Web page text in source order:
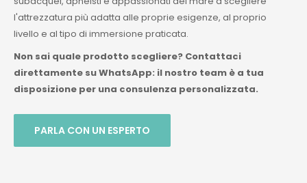
l'attrezzatura più adatta alle proprie esigenze, al proprio
livello e al tipo di immersione praticata.
Non sai quale prodotto scegliere? Contattaci
direttamente su WhatsApp: il nostro team è a tua
disposizione per una consulenza personalizzata.
PARLA CON UN ESPERTO